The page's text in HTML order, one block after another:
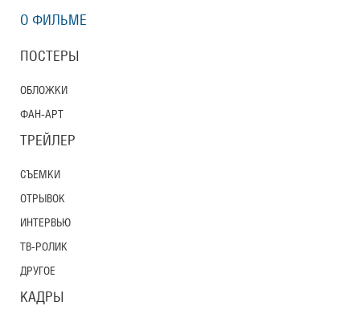
О ФИЛЬМЕ
ПОСТЕРЫ
ОБЛОЖКИ
ФАН-АРТ
ТРЕЙЛЕР
СЪЕМКИ
ОТРЫВОК
ИНТЕРВЬЮ
ТВ-РОЛИК
ДРУГОЕ
КАДРЫ